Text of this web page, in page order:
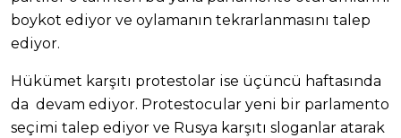
boykot ediyor ve oylamanın tekrarlanmasını talep
ediyor.
Hükümet karşıtı protestolar ise üçüncü haftasında
da devam ediyor. Protestocular yeni bir parlamento
seçimi talep ediyor ve Rusya karşıtı sloganlar atarak